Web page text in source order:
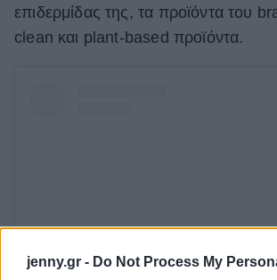
jenny.gr - Do Not Process My
επιδερμίδας της, τα προϊόντα του
clean και plant-based προϊόντα.